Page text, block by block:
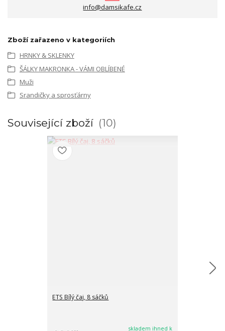
info@damsikafe.cz
Zboží zařazeno v kategoriích
HRNKY & SKLENKY
ŠÁLKY MAKRONKA - VÁMI OBLÍBENÉ
Muži
Srandičky a sprosťárny
Související zboží 10
ETS Bílý čaj, 8 sáčků
skladem ihned k